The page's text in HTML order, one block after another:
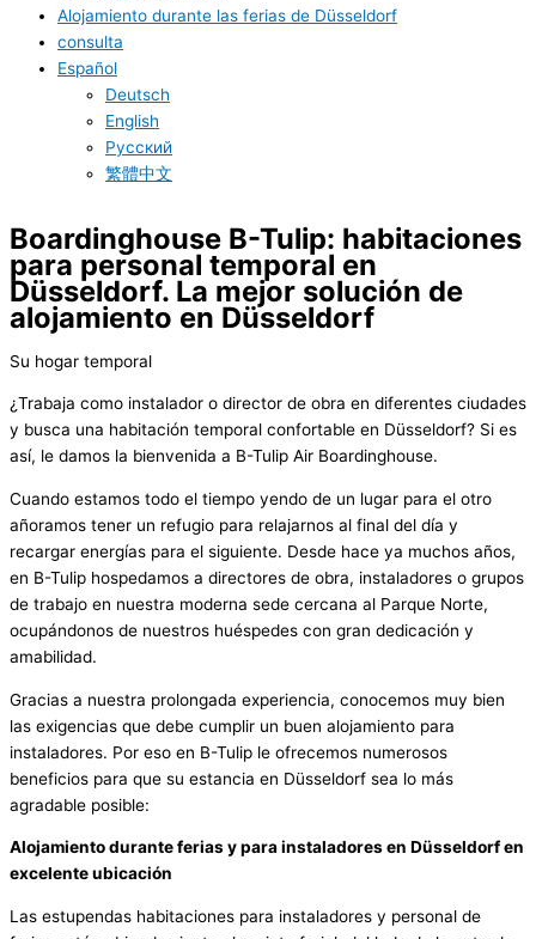
Alojamiento durante las ferias de Düsseldorf
consulta
Español
Deutsch
English
Русский
繁體中文
Boardinghouse B-Tulip: habitaciones
para personal temporal en
Düsseldorf. La mejor solución de
alojamiento en Düsseldorf
Su hogar temporal
¿Trabaja como instalador o director de obra en diferentes ciudades
y busca una habitación temporal confortable en Düsseldorf? Si es
así, le damos la bienvenida a B-Tulip Air Boardinghouse.
Cuando estamos todo el tiempo yendo de un lugar para el otro
añoramos tener un refugio para relajarnos al final del día y
recargar energías para el siguiente. Desde hace ya muchos años,
en B-Tulip hospedamos a directores de obra, instaladores o grupos
de trabajo en nuestra moderna sede cercana al Parque Norte,
ocupándonos de nuestros huéspedes con gran dedicación y
amabilidad.
Gracias a nuestra prolongada experiencia, conocemos muy bien
las exigencias que debe cumplir un buen alojamiento para
instaladores. Por eso en B-Tulip le ofrecemos numerosos
beneficios para que su estancia en Düsseldorf sea lo más
agradable posible:
Alojamiento durante ferias y para instaladores en Düsseldorf en
excelente ubicación
Las estupendas habitaciones para instaladores y personal de